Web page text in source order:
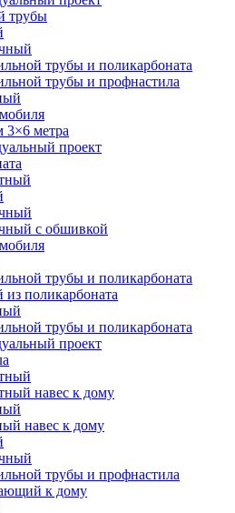
трубы
трубы и поликарбоната
трубы и профнастила
3×6 метра
проект
с обшивкой
трубы и поликарбоната
поликарбоната
трубы и поликарбоната
проект
навес к дому
навес к дому
трубы и профнастила
к дому